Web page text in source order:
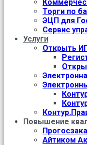
Торги по
ЭЦП для
Сервис
Услуги
Открыть
Повышение
Айтиком